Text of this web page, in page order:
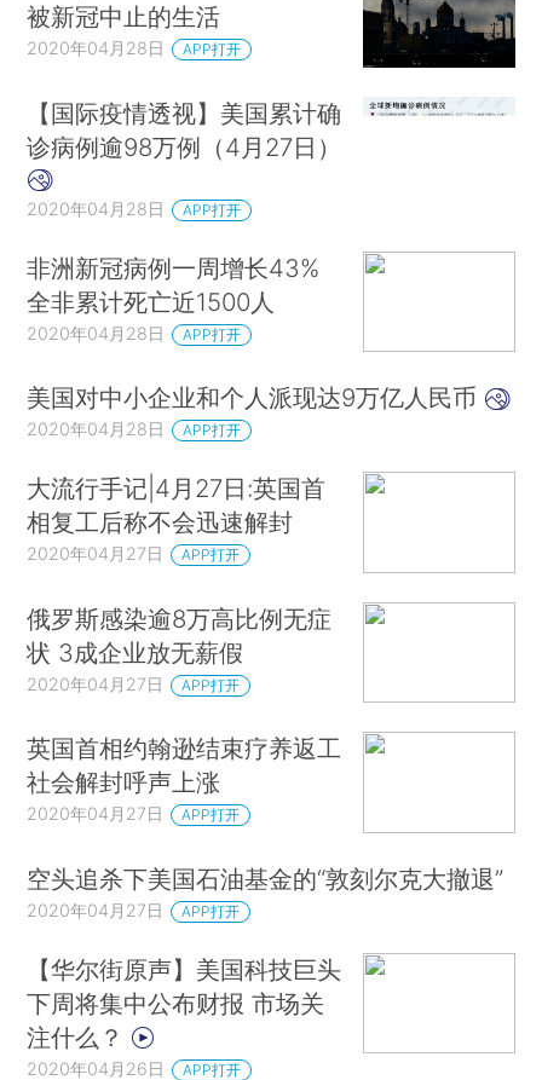
被新冠中止的生活
2020年04月28日 APP打开
【国际疫情透视】美国累计确
诊病例逾98万例（4月27日）
2020年04月28日 APP打开
非洲新冠病例一周增长43%
全非累计死亡近1500人
2020年04月28日 APP打开
美国对中小企业和个人派现达9万亿人民币
2020年04月28日 APP打开
大流行手记|4月27日:英国首
相复工后称不会迅速解封
2020年04月27日 APP打开
俄罗斯感染逾8万高比例无症
状 3成企业放无薪假
2020年04月27日 APP打开
英国首相约翰逊结束疗养返工
社会解封呼声上涨
2020年04月27日 APP打开
空头追杀下美国石油基金的“敦刻尔克大撤退”
2020年04月27日 APP打开
【华尔街原声】美国科技巨头
下周将集中公布财报 市场关
注什么？
2020年04月26日 APP打开